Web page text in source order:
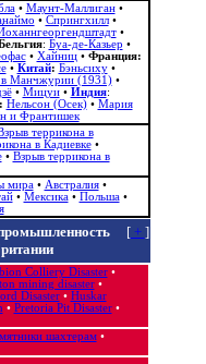
• Маунт-Маллиган•
• Спрингхилл•
•
: Буа-де-Казьер •
• Хайниц• Франция:
• Китай: Бэньсиху•
в Манчжурии (1931)•
• Мицуи• Индия:
Нельсон (Осек)• Мария
и Франтишек
террикона в
в Кадиевке•
• Взрыв террикона в
мира• Австралия•
• Мексика• Польша•
[+ ]
Colliery Disaster‎•
mining disaster•
Disaster• Huskar
• Pretoria Pit Disaster•
шахтерам•